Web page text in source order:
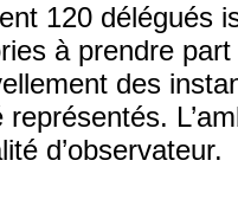
120 délégués
à prendre
des
représentés.
d’observateur.